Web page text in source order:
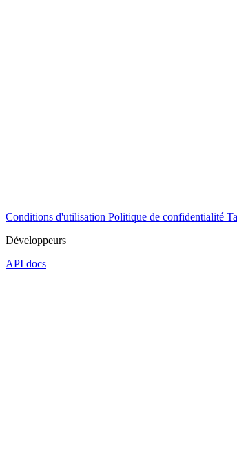
Conditions d'utilisation Politique de confidentialité
Développeurs
API docs